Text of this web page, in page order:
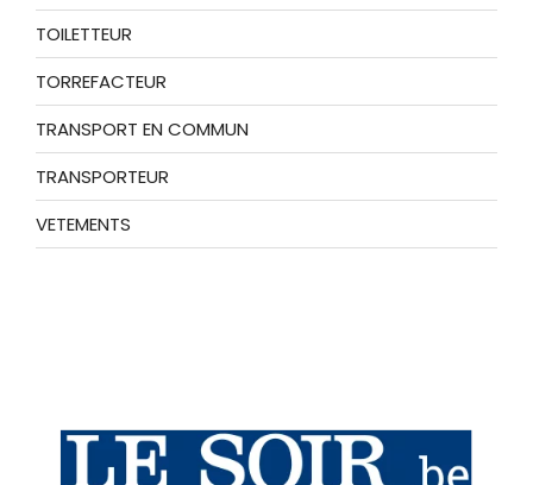
TOILETTEUR
TORREFACTEUR
TRANSPORT EN COMMUN
TRANSPORTEUR
VETEMENTS